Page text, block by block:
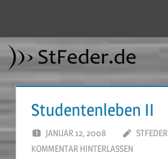
springen
Studentenleben II
JANUAR 12, 2008
STFEDER
KOMMENTAR HINTERLASSEN